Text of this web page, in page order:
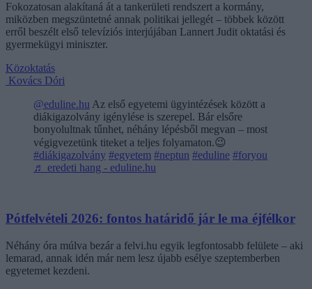
Fokozatosan alakítaná át a tankerületi rendszert a kormány,
miközben megszüntetné annak politikai jellegét – többek között
erről beszélt első televíziós interjújában Lannert Judit oktatási és
gyermekügyi miniszter.
Közoktatás
Kovács Dóri
@eduline.hu Az első egyetemi ügyintézések között a
diákigazolvány igénylése is szerepel. Bár elsőre
bonyolultnak tűnhet, néhány lépésből megvan – most
végigvezetünk titeket a teljes folyamaton.😉
#diákigazolvány #egyetem #neptun #eduline #foryou
♬ eredeti hang - eduline.hu
Pótfelvételi 2026: fontos határidő jár le ma éjfélkor
Néhány óra múlva bezár a felvi.hu egyik legfontosabb felülete – aki
lemarad, annak idén már nem lesz újabb esélye szeptemberben
egyetemet kezdeni.